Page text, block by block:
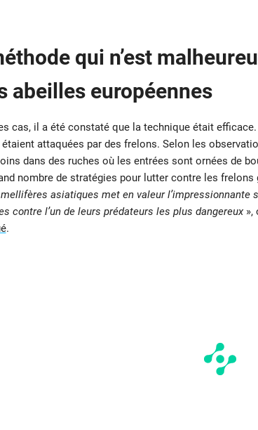
qui n’est
abeilles européennes
cas, il a été constaté que la technique était
attaquées par des frelons. Selon les
dans des ruches où les entrées sont ornées de
nombre de stratégies pour lutter contre les frelons
asiatiques met en valeur l’impressionnante
contre l’un de leurs prédateurs les plus dangereux»,
.